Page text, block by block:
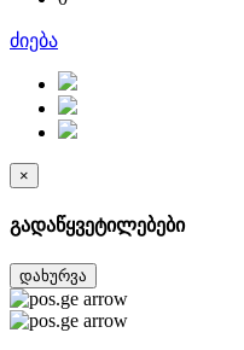
ძიება
×
გადაწყვეტილებები
დახურვა